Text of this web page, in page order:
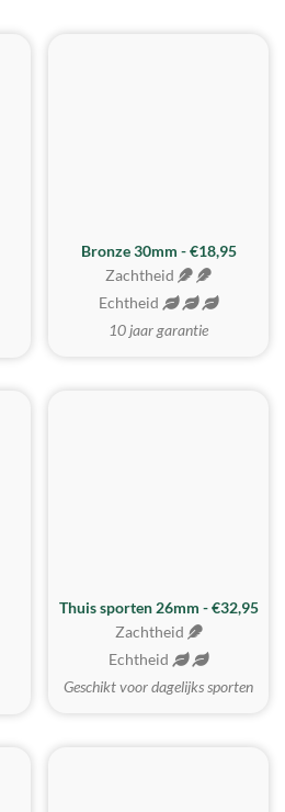
BESTE KOOP
Bronze 30mm - €18,95
Zachtheid
Echtheid
10 jaar garantie
Thuis sporten 26mm - €32,95
Zachtheid
Echtheid
Geschikt voor dagelijks sporten